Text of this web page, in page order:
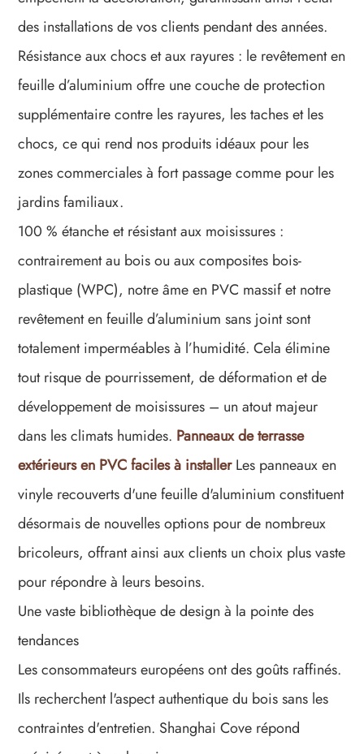
des installations de vos clients pendant des années.
Résistance aux chocs et aux rayures : le revêtement en
feuille d’aluminium offre une couche de protection
supplémentaire contre les rayures, les taches et les
chocs, ce qui rend nos produits idéaux pour les
zones commerciales à fort passage comme pour les
jardins familiaux.
100 % étanche et résistant aux moisissures :
contrairement au bois ou aux composites bois-
plastique (WPC), notre âme en PVC massif et notre
revêtement en feuille d’aluminium sans joint sont
totalement imperméables à l’humidité. Cela élimine
tout risque de pourrissement, de déformation et de
développement de moisissures – un atout majeur
dans les climats humides. Panneaux de terrasse
extérieurs en PVC faciles à installer Les panneaux en
vinyle recouverts d'une feuille d'aluminium constituent
désormais de nouvelles options pour de nombreux
bricoleurs, offrant ainsi aux clients un choix plus vaste
pour répondre à leurs besoins.
Une vaste bibliothèque de design à la pointe des
tendances
Les consommateurs européens ont des goûts raffinés.
Ils recherchent l'aspect authentique du bois sans les
contraintes d'entretien. Shanghai Cove répond